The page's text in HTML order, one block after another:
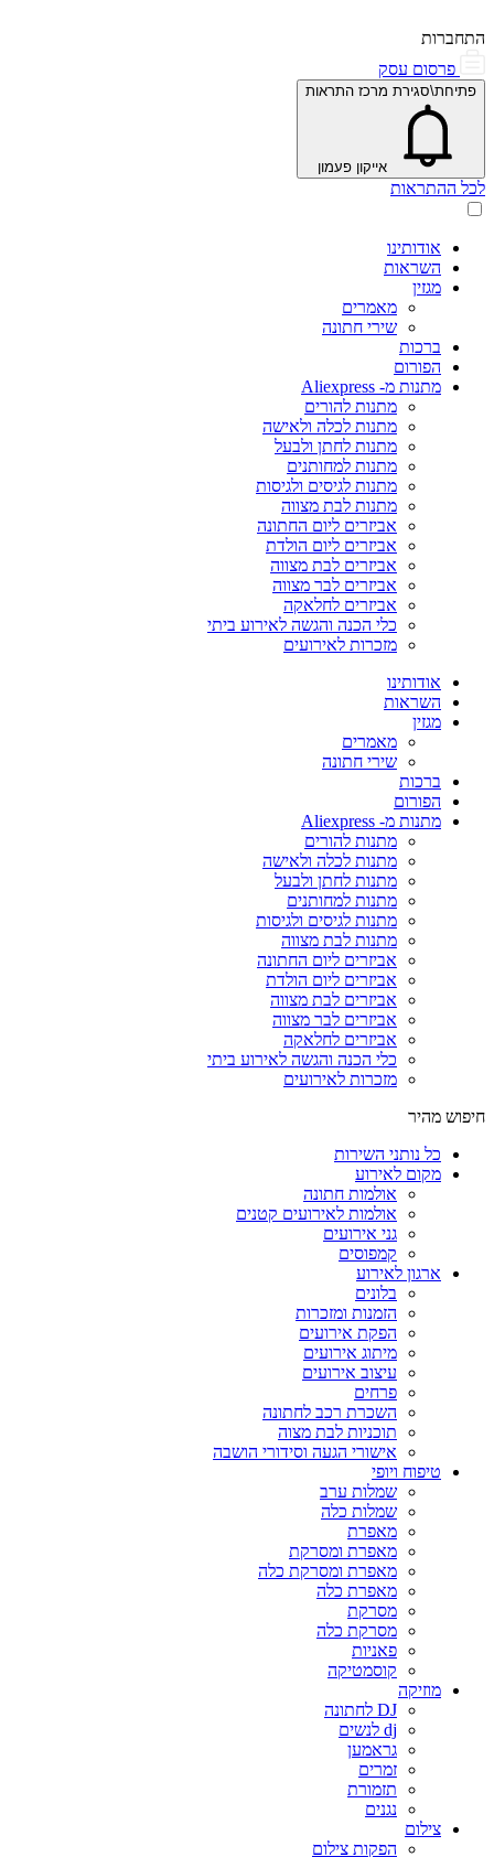
התחברות
פרסום עסק
פתיחת\סגירת מרכז התראות
אייקון פעמון
לכל ההתראות
אודותינו
השראות
מגזין
מאמרים
שירי חתונה
ברכות
הפורום
מתנות מ- Aliexpress
מתנות להורים
מתנות לכלה ולאישה
מתנות לחתן ולבעל
מתנות למחותנים
מתנות לגיסים ולגיסות
מתנות לבת מצווה
אביזרים ליום החתונה
אביזרים ליום הולדת
אביזרים לבת מצווה
אביזרים לבר מצווה
אביזרים לחלאקה
כלי הכנה והגשה לאירוע ביתי
מזכרות לאירועים
אודותינו
השראות
מגזין
מאמרים
שירי חתונה
ברכות
הפורום
מתנות מ- Aliexpress
מתנות להורים
מתנות לכלה ולאישה
מתנות לחתן ולבעל
מתנות למחותנים
מתנות לגיסים ולגיסות
מתנות לבת מצווה
אביזרים ליום החתונה
אביזרים ליום הולדת
אביזרים לבת מצווה
אביזרים לבר מצווה
אביזרים לחלאקה
כלי הכנה והגשה לאירוע ביתי
מזכרות לאירועים
חיפוש מהיר
כל נותני השירות
מקום לאירוע
אולמות חתונה
אולמות לאירועים קטנים
גני אירועים
קמפוסים
ארגון לאירוע
בלונים
הזמנות ומזכרות
הפקת אירועים
מיתוג אירועים
עיצוב אירועים
פרחים
השכרת רכב לחתונה
תוכניות לבת מצוה
אישורי הגעה וסידורי הושבה
טיפוח ויופי
שמלות ערב
שמלות כלה
מאפרת
מאפרת ומסרקת
מאפרת ומסרקת כלה
מאפרת כלה
מסרקת
מסרקת כלה
פאניות
קוסמטיקה
מוזיקה
DJ לחתונה
dj לנשים
גראמען
זמרים
תזמורת
נגנים
צילום
הפקות צילום